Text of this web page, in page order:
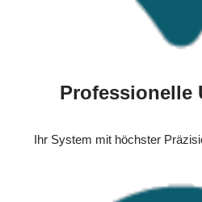
Professionelle
Ihr System mit höchster